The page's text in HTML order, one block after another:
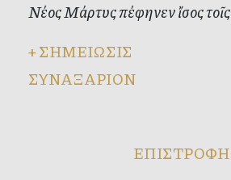
Νέος Μάρτυς πέφηνεν ἴσος
+ΣΗΜΕΙΩΣΙΣ
ΣΥΝΑΞΑΡΙΟΝ
ΕΠΙΣΤΡΟΦΗ